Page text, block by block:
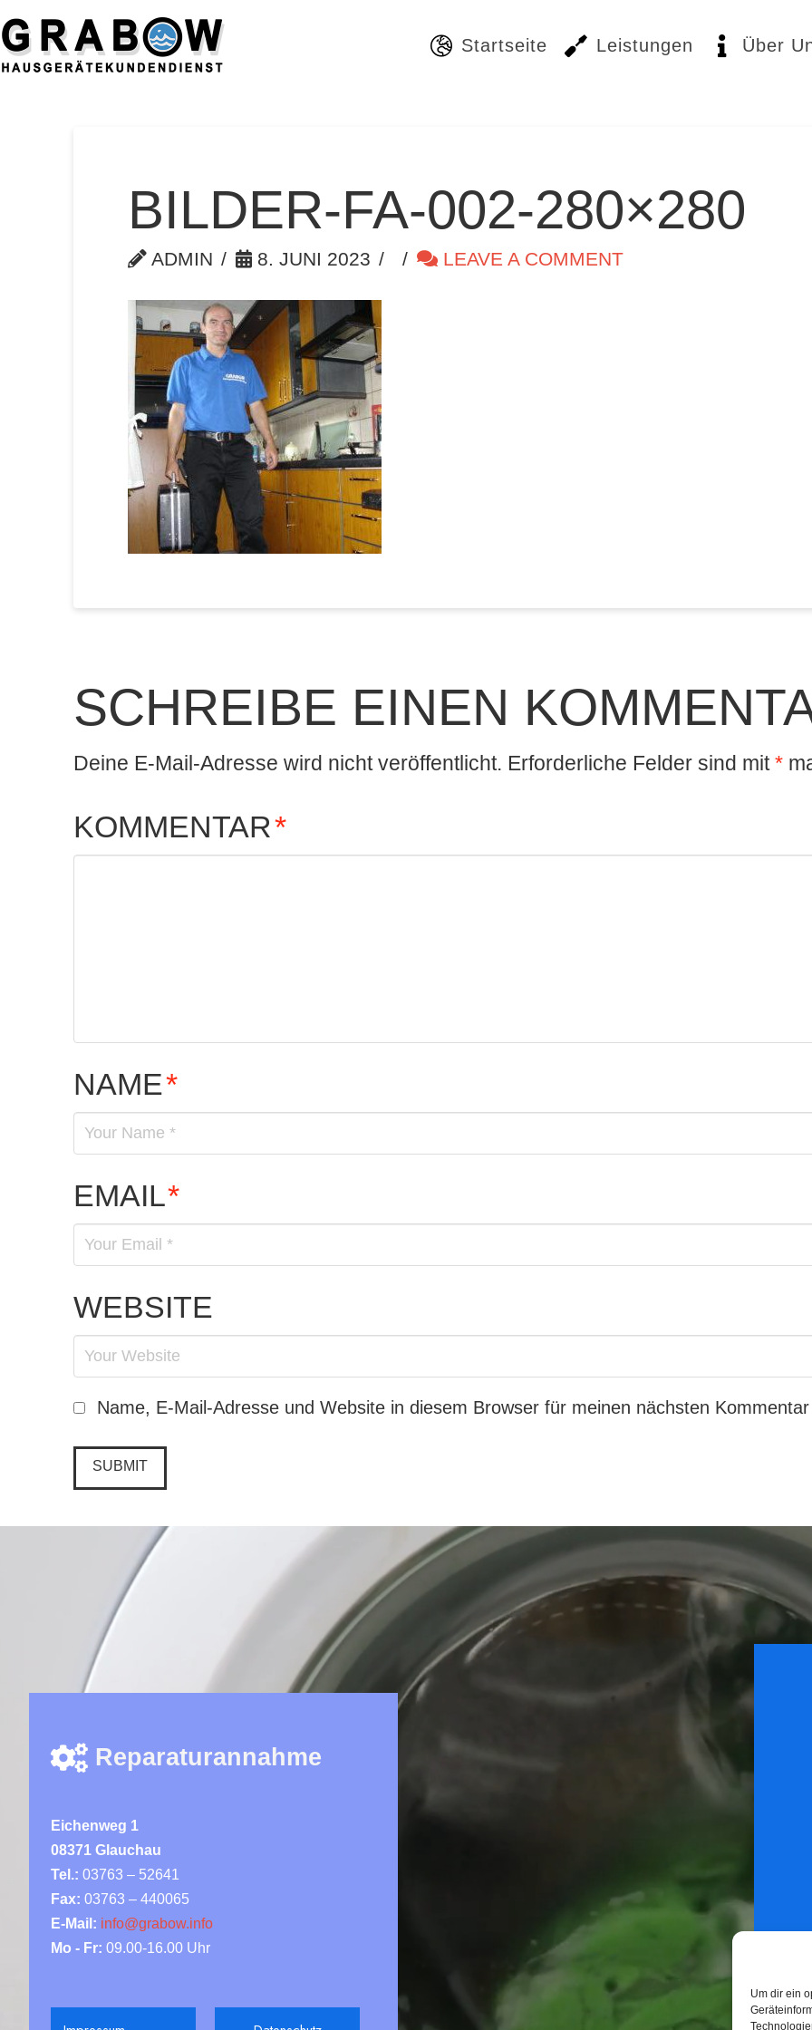
Um dir ein
Startseite Leistungen Über
BILDER-FA-002-280×280
ADMIN 8. JUNI 2023 LEAVE A COMMENT
SCHREIBE EINEN
Deine E-Mail-Adresse wird nicht veröffentlicht. Erforderliche Felder sind mit*
KOMMENTAR*
NAME*
EMAIL*
WEBSITE
Name, E-Mail-Adresse und Website in diesem Browser für meinen nächsten
Reparaturannahme
Eichenweg 1
08371 Glauchau
Tel.: 03763 – 52641
Fax: 03763 – 440065
E-Mail: info@grabow.info
Mo - Fr: 09.00-16.00 Uhr